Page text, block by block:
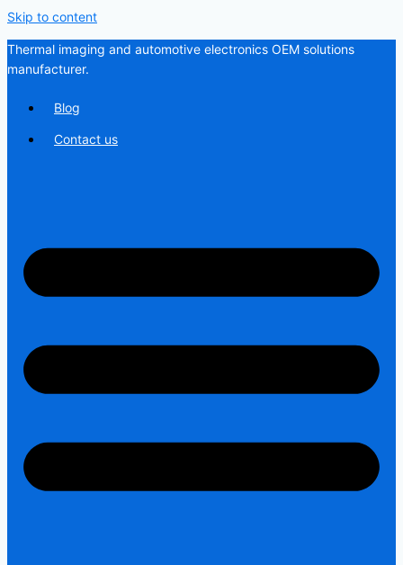
Skip to content
Thermal imaging and automotive electronics OEM solutions
manufacturer.
Blog
Contact us